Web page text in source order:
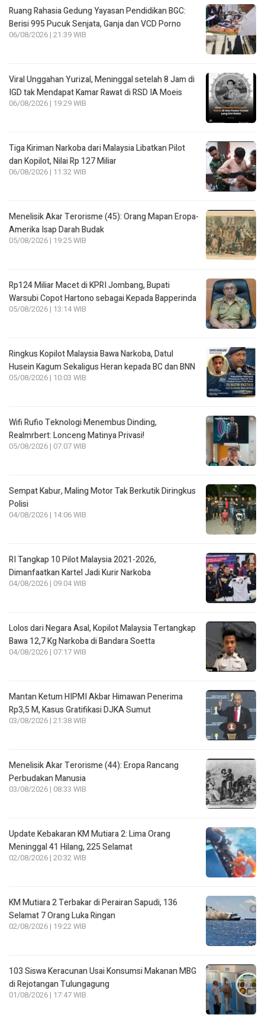
Ruang Rahasia Gedung Yayasan Pendidikan BGC:
Berisi 995 Pucuk Senjata, Ganja dan VCD Porno
06/08/2026 | 21:39 WIB
Viral Unggahan Yurizal, Meninggal setelah 8 Jam di
IGD tak Mendapat Kamar Rawat di RSD IA Moeis
06/08/2026 | 19:29 WIB
Tiga Kiriman Narkoba dari Malaysia Libatkan Pilot
dan Kopilot, Nilai Rp 127 Miliar
06/08/2026 | 11:32 WIB
Menelisik Akar Terorisme (45): Orang Mapan Eropa-
Amerika Isap Darah Budak
05/08/2026 | 19:25 WIB
Rp124 Miliar Macet di KPRI Jombang, Bupati
Warsubi Copot Hartono sebagai Kepada Bapperinda
05/08/2026 | 13:14 WIB
Ringkus Kopilot Malaysia Bawa Narkoba, Datul
Husein Kagum Sekaligus Heran kepada BC dan BNN
05/08/2026 | 10:03 WIB
Wifi Rufio Teknologi Menembus Dinding,
Realmrbert: Lonceng Matinya Privasi!
05/08/2026 | 07:07 WIB
Sempat Kabur, Maling Motor Tak Berkutik Diringkus
Polisi
04/08/2026 | 14:06 WIB
RI Tangkap 10 Pilot Malaysia 2021-2026,
Dimanfaatkan Kartel Jadi Kurir Narkoba
04/08/2026 | 09:04 WIB
Lolos dari Negara Asal, Kopilot Malaysia Tertangkap
Bawa 12,7 Kg Narkoba di Bandara Soetta
04/08/2026 | 07:17 WIB
Mantan Ketum HIPMI Akbar Himawan Penerima
Rp3,5 M, Kasus Gratifikasi DJKA Sumut
03/08/2026 | 21:38 WIB
Menelisik Akar Terorisme (44): Eropa Rancang
Perbudakan Manusia
03/08/2026 | 08:33 WIB
Update Kebakaran KM Mutiara 2: Lima Orang
Meninggal 41 Hilang, 225 Selamat
02/08/2026 | 20:32 WIB
KM Mutiara 2 Terbakar di Perairan Sapudi, 136
Selamat 7 Orang Luka Ringan
02/08/2026 | 19:22 WIB
103 Siswa Keracunan Usai Konsumsi Makanan MBG
di Rejotangan Tulungagung
01/08/2026 | 17:47 WIB